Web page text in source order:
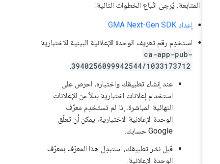
المتابعة، يُرجى اتّباع الخطوات التالية:
إعدادGMA Next-Gen SDK
استخدِم رقم تعريف الوحدة الإعلانية البينية الاختبارية
ca-app-pub-
3940256099942544/1033173712
.
عند إنشاء تطبيقك واختباره، احرص على
استخدام إعلانات اختبارية بدلاً من الإعلانات
النهائية المباشرة. إذا لم تستخدِم معرّف
الوحدة الإعلانية الاختبارية، يمكن أن تعلّق
Google حسابك.
قبل نشر تطبيقك، استبدِل هذا المعرّف بمعرّف
الوحدة الإعلانية.